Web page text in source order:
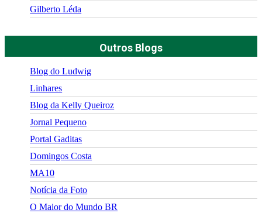
Gilberto Léda
Outros Blogs
Blog do Ludwig
Linhares
Blog da Kelly Queiroz
Jornal Pequeno
Portal Gaditas
Domingos Costa
MA10
Notícia da Foto
O Maior do Mundo BR